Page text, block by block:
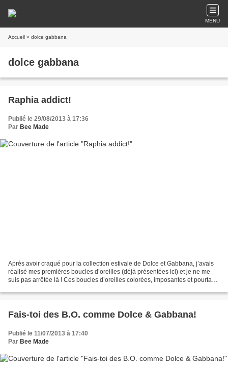
MENU
Accueil » dolce gabbana
dolce gabbana
Raphia addict!
Publié le 29/08/2013 à 17:36
Par Bee Made
Après avoir craqué pour la collection estivale de Dolce et Gabbana, j’avais
réalisé mes premières boucles d’oreilles (déjà présentées ici) et je ne me
suis pas arrêtée là ! Ces boucles d’oreilles colorées, imposantes et pourtant
Fais-toi des B.O. comme Dolce & Gabbana!
Publié le 11/07/2013 à 17:40
Par Bee Made